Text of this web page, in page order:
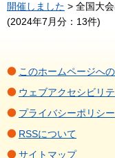
開催しました > 全国大
(2024年7月分：13件)
このホームページへ
ウェブアクセシビリテ
プライバシーポリシー
RSSについて
サイトマップ